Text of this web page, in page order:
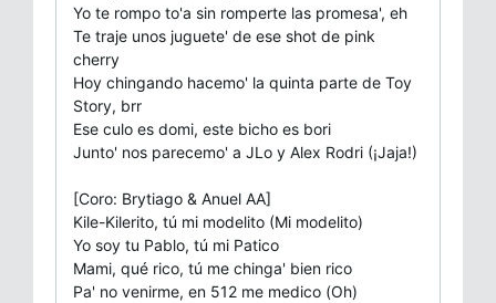
Yo te rompo to'a sin romperte las promesa', eh
Te traje unos juguete' de ese shot de pink
cherry
Hoy chingando hacemo' la quinta parte de Toy
Story, brr
Ese culo es domi, este bicho es bori
Junto' nos parecemo' a JLo y Alex Rodri (¡Jaja!)
[Coro: Brytiago & Anuel AA]
Kile-Kilerito, tú mi modelito (Mi modelito)
Yo soy tu Pablo, tú mi Patico
Mami, qué rico, tú me chinga' bien rico
Pa' no venirme, en 512 me medico (Oh)